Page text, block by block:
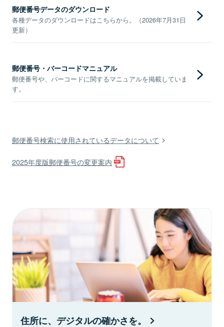
郵便番号データのダウンロード
各種データのダウンロードはこちらから。（2026年7月31日
更新）
郵便番号・バーコードマニュアル
郵便番号や、バーコードに関するマニュアルを掲載していま
す。
郵便番号検索に使用されているデータについて
2025年度版郵便番号の変更案内
住所に、デジタルの確かさを。